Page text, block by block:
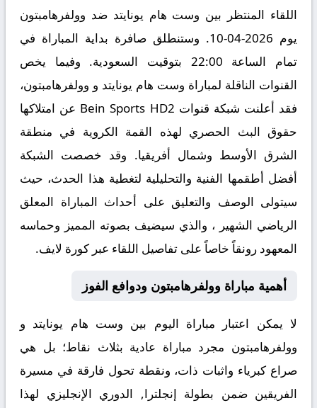
اللقاء المنتظر بين وست هام يونايتد ضد وولفرهامبتون
يوم 2026-04-10. وستنطلق صافرة بداية المباراة في
تمام الساعة 22:00 بتوقيت السعودية. وفيما يخص
القنوات الناقلة لمباراة وست هام يونايتد و وولفرهامبتون،
فقد أعلنت شبكة قنوات Bein Sports HD2 عن امتلاكها
حقوق البث الحصري لهذه القمة الكروية في منطقة
الشرق الأوسط وشمال أفريقيا. وقد خصصت الشبكة
أفضل أطقمها الفنية والتحليلية لتغطية هذا الحدث، حيث
سيتولى الوصف والتعليق على أحداث المباراة المعلق
الرياضي الشهير ، والذي سيضيف بصوته المميز وحماسه
المعهود رونقاً خاصاً على تفاصيل اللقاء عبر كورة لايف.
أهمية مباراة وولفرهامبتون ودوافع الفوز
لا يمكن اعتبار مباراة اليوم بين وست هام يونايتد و
وولفرهامبتون مجرد مباراة عادية بثلاث نقاط؛ بل هي
صراع كبرياء واثبات ذات، ونقطة تحول فارقة في مسيرة
الفريقين ضمن بطولة إنجلترا, الدوري الإنجليزي لهذا